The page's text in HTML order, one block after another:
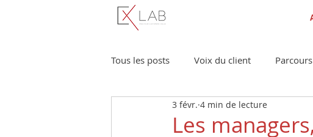
Tous les posts Voix du client
Management de la CX Études/
Les
3 févr. 4 min de lecture